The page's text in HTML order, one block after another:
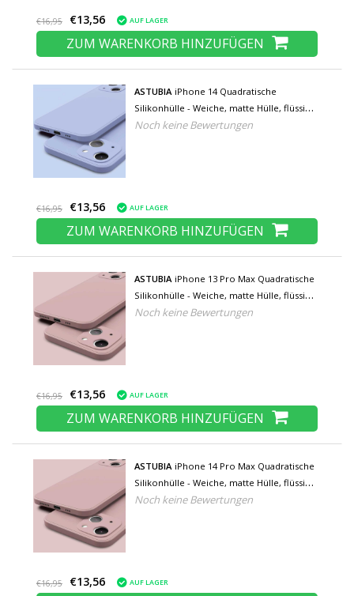
€16,95 €13,56 AUF LAGER
ZUM WARENKORB HINZUFÜGEN
ASTUBIA iPhone 14 Quadratische
Silikonhülle - Weiche, matte Hülle, flüssige
Hülle, hellblau
Noch keine Bewertungen
€16,95 €13,56 AUF LAGER
ZUM WARENKORB HINZUFÜGEN
ASTUBIA iPhone 13 Pro Max Quadratische
Silikonhülle - Weiche, matte Hülle, flüssige
Hülle, rosa
Noch keine Bewertungen
€16,95 €13,56 AUF LAGER
ZUM WARENKORB HINZUFÜGEN
ASTUBIA iPhone 14 Pro Max Quadratische
Silikonhülle - Weiche, matte Hülle, flüssige
Hülle, rosa
Noch keine Bewertungen
€16,95 €13,56 AUF LAGER